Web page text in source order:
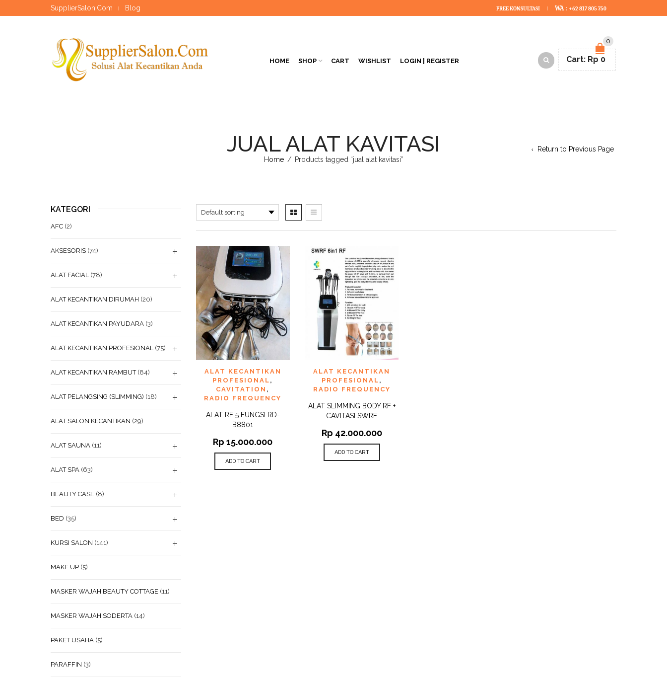
SupplierSalon.Com Blog FREE KONSULTASI WA : +62 817 805 750
HOME SHOP CART WISHLIST LOGIN | REGISTER
0
Cart: Rp 0
JUAL ALAT KAVITASI
Home / Products tagged “jual alat kavitasi”
Return to Previous Page
ADD TO
QUICK
VIEW
ALAT KECANTIKAN
PROFESIONAL ,
CAVITATION ,
RADIO FREQUENCY
ALAT RF 5 FUNGSI RD-
B8801
Rp 15.000.000
ADD TO CART
ADD TO
QUICK
VIEW
ALAT KECANTIKAN
PROFESIONAL ,
RADIO FREQUENCY
ALAT SLIMMING BODY RF +
CAVITASI SWRF
Rp 42.000.000
ADD TO CART
KATEGORI
AFC (2)
AKSESORIS (74)
ALAT FACIAL (78)
ALAT KECANTIKAN DIRUMAH (20)
ALAT KECANTIKAN PAYUDARA (3)
ALAT KECANTIKAN PROFESIONAL (75)
ALAT KECANTIKAN RAMBUT (84)
ALAT PELANGSING (SLIMMING) (18)
ALAT SALON KECANTIKAN (29)
ALAT SAUNA (11)
ALAT SPA (63)
BEAUTY CASE (8)
BED (35)
KURSI SALON (141)
MAKE UP (5)
MASKER WAJAH BEAUTY COTTAGE (11)
MASKER WAJAH SODERTA (14)
PAKET USAHA (5)
PARAFFIN (3)